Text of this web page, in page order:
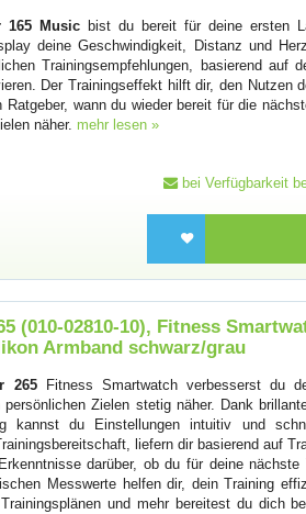
165 Music bist du bereit für deine ersten
deine Geschwindigkeit, Distanz und
Trainingsempfehlungen, basierend auf
Der Trainingseffekt hilft dir, den Nutzen
Ratgeber, wann du wieder bereit für die
näher. mehr lesen »
bei Verfügbarkeit
(010-02810-10), Fitness
Armband schwarz/grau
265Fitness Smartwatch verbesserst du
Zielen stetig näher. Dank
kannst du Einstellungen intuitiv und
liefern dir basierend auf
darüber, ob du für deine
Messwerte helfen dir, dein Training
und mehr bereitest du dich